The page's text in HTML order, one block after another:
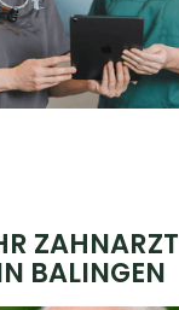
ZAHNARZT
BALINGEN